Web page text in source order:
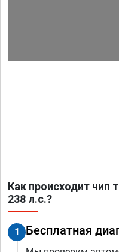
Как происходит чип
238 л.с.?
1 Бесплатная